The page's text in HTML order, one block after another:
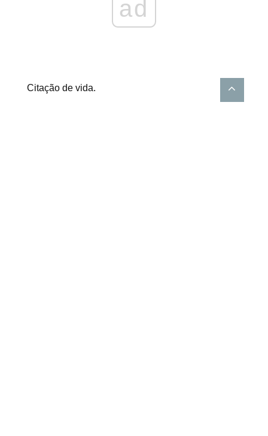
ad
Citação de vida.